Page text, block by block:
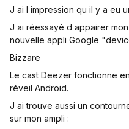
J ai l impression qu il y a eu
J ai réessayé d appairer
nouvelle appli Google
Bizzare
Le cast Deezer fonctionne
réveil Android.
J ai trouve aussi un
sur mon ampli :